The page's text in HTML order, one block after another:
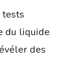
tests
du liquide
des